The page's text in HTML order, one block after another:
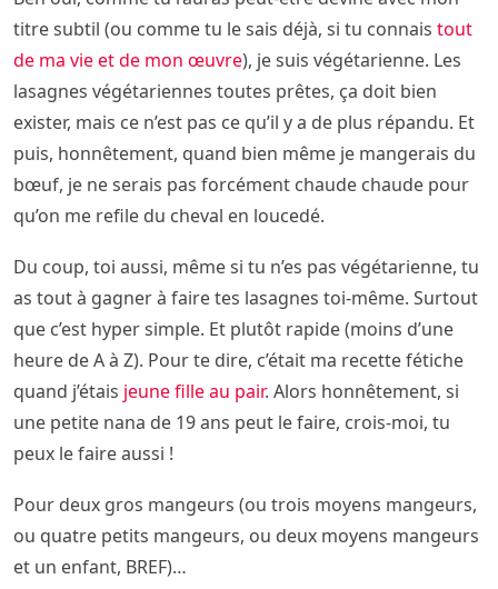
titre subtil (ou comme tu le sais déjà, si tu connais tout
de ma vie et de mon œuvre), je suis végétarienne. Les
lasagnes végétariennes toutes prêtes, ça doit bien
exister, mais ce n’est pas ce qu’il y a de plus répandu. Et
puis, honnêtement, quand bien même je mangerais du
bœuf, je ne serais pas forcément chaude chaude pour
qu’on me refile du cheval en loucedé.
Du coup, toi aussi, même si tu n’es pas végétarienne, tu
as tout à gagner à faire tes lasagnes toi-même. Surtout
que c’est hyper simple. Et plutôt rapide (moins d’une
heure de A à Z). Pour te dire, c’était ma recette fétiche
quand j’étais jeune fille au pair. Alors honnêtement, si
une petite nana de 19 ans peut le faire, crois-moi, tu
peux le faire aussi !
Pour deux gros mangeurs (ou trois moyens mangeurs,
ou quatre petits mangeurs, ou deux moyens mangeurs
et un enfant, BREF)…